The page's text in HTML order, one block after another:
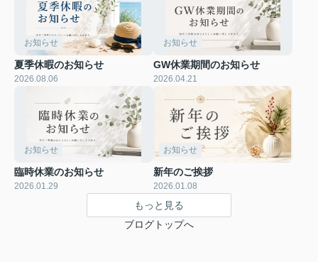
お知らせ
夏季休暇のお知らせ
2026.08.06
お知らせ
GW休業期間のお知らせ
2026.04.21
お知らせ
臨時休業のお知らせ
2026.01.29
お知らせ
新年のご挨拶
2026.01.08
もっと見る
ブログトップへ